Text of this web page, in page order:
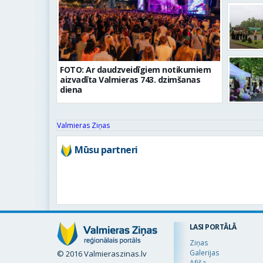
FOTO: Ar daudzveidīgiem notikumiem
aizvadīta Valmieras 743. dzimšanas
diena
Valmieras Ziņas
Mūsu partneri
© 2016 Valmieraszinas.lv
LASI PORTĀLĀ
Ziņas
Galerijas